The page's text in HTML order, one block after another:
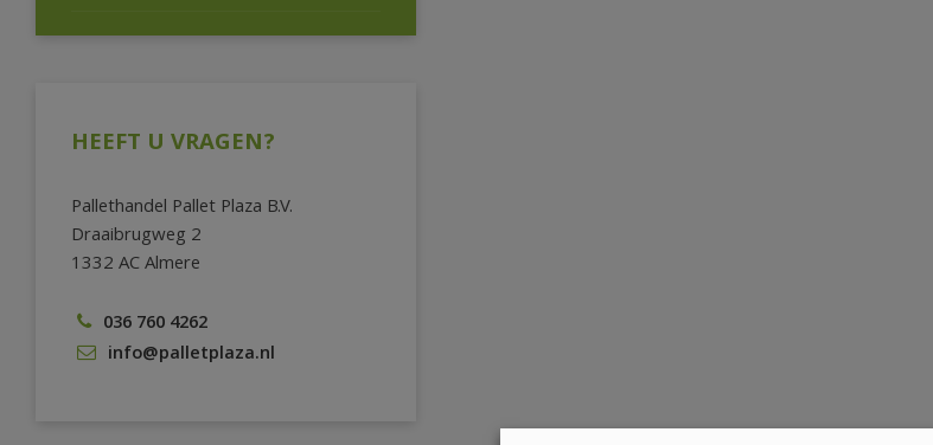
HEEFT U VRAGEN?
Pallethandel Pallet Plaza B.V.
Draaibrugweg 2
1332 AC Almere
036 760 4262
info@palletplaza.nl